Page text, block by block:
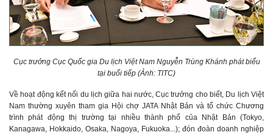
Cục trưởng Cục Quốc gia Du lịch Việt Nam Nguyễn Trùng Khánh phát biểu
tại buổi tiếp (Ảnh: TITC)
Về hoạt động kết nối du lịch giữa hai nước, Cục trưởng cho biết, Du lịch Việt
Nam thường xuyên tham gia Hội chợ JATA Nhật Bản và tổ chức Chương
trình phát động thị trường tại nhiều thành phố của Nhật Bản (Tokyo,
Kanagawa, Hokkaido, Osaka, Nagoya, Fukuoka...); đón đoàn doanh nghiệp